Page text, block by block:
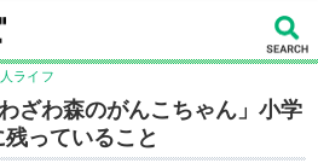
ライフ
ざわ森のがんこちゃん」小学
っていること